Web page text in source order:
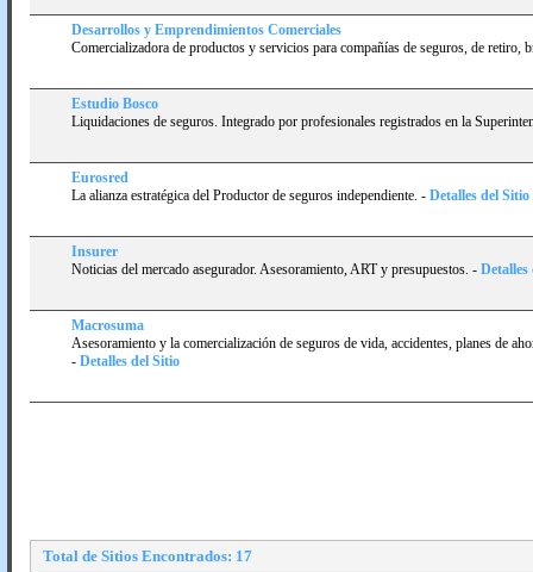
Desarrollos y Emprendimientos Comerciales
Comercializadora de productos y servicios para compañí­as de seguros, de retiro,
Estudio Bosco
Liquidaciones de seguros. Integrado por profesionales registrados en la
Eurosred
La alianza estratégica del Productor de seguros independiente. - Detalles del Sitio
Insurer
Noticias del mercado asegurador. Asesoramiento, ART y presupuestos. - Detalles
Macrosuma
Asesoramiento y la comercialización de seguros de vida, accidentes, planes de
- Detalles del Sitio
Total de Sitios Encontrados: 17